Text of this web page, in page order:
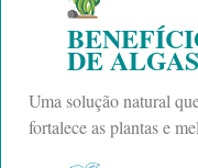
DE
Uma solução natural
fortalece as plantas e